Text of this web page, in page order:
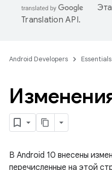
Translation API.
Android Developers Essentials
В Android 10 внесены
перечисленные на этой